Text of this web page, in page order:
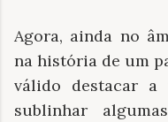
Agora, ainda no
na história de um
válido destacar a
sublinhar